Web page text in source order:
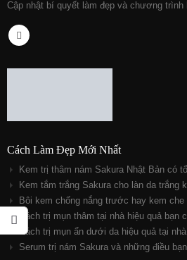
Cập nhật bí quyết làm đẹp và chương trình
Cách Làm Đẹp Mới Nhất
Kem trị thâm nám Sakura Nhật Bản có
Kem tắm trắng Sakura cho làn da trắng
Bôi kem chống nắng trước hay kem
Cách trị mụn thâm tại nhà hiệu quả bạn
Cách trị mụn ẩn dưới da hiệu quả tại nhà
Serum trị nám Sakura và những điều